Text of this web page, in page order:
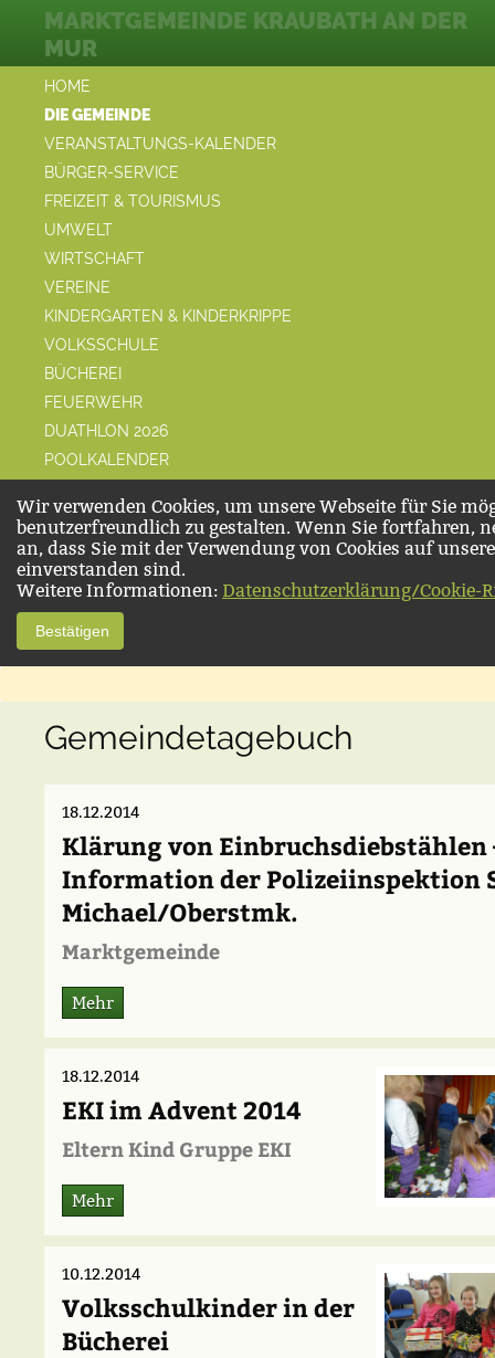
HOME
DIE GEMEINDE
VERANSTALTUNGS-KALENDER
BÜRGER-SERVICE
FREIZEIT & TOURISMUS
UMWELT
WIRTSCHAFT
VEREINE
KINDERGARTEN & KINDERKRIPPE
VOLKSSCHULE
BÜCHEREI
FEUERWEHR
DUATHLON 2026
POOLKALENDER
MARKTGEMEINDE KRAUBATH AN DER
MUR
Wir verwenden Cookies, um unsere Webseite für Sie
benutzerfreundlich zu gestalten. Wenn Sie fortfahren,
an, dass Sie mit der Verwendung von Cookies auf
einverstanden sind.
Weitere Informationen: Datenschutzerklärung/Cookie-
Bestätigen
Gemeindetagebuch
18.12.2014
Klärung von Einbruchsdiebstählen
Information der Polizeiinspektion
Michael/Oberstmk.
Marktgemeinde
Mehr
18.12.2014
EKI im Advent 2014
Eltern Kind Gruppe EKI
Mehr
10.12.2014
Volksschulkinder in der
Bücherei